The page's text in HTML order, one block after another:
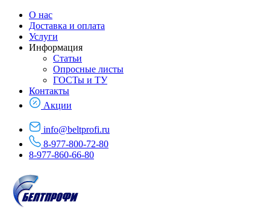
О нас
Доставка и оплата
Услуги
Информация
Статьи
Опросные листы
ГОСТы и ТУ
Контакты
Акции
info@beltprofi.ru
8-977-800-72-80
8-977-860-66-80